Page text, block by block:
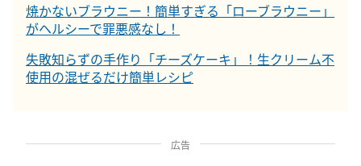
焼かないブラウニー！簡単すぎる「ローブラウニー」
がヘルシーで罪悪感なし！
失敗知らずの手作り「チーズケーキ」！生クリーム不
使用の混ぜるだけ簡単レシピ
広告